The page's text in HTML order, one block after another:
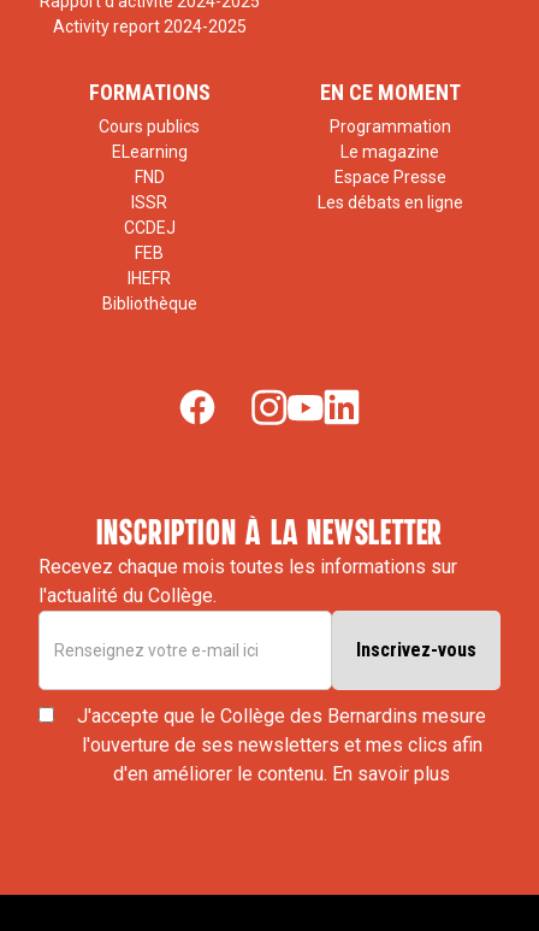
Activity report 2024-2025
FORMATIONS
Cours publics
ELearning
FND
ISSR
CCDEJ
FEB
IHEFR
Bibliothèque
EN CE MOMENT
Programmation
Le magazine
Espace Presse
Les débats en ligne
inscription à la newsletter
Recevez chaque mois toutes les informations sur
l'actualité du Collège.
J'accepte que le Collège des Bernardins mesure
l'ouverture de ses newsletters et mes clics afin
d'en améliorer le contenu. En savoir plus